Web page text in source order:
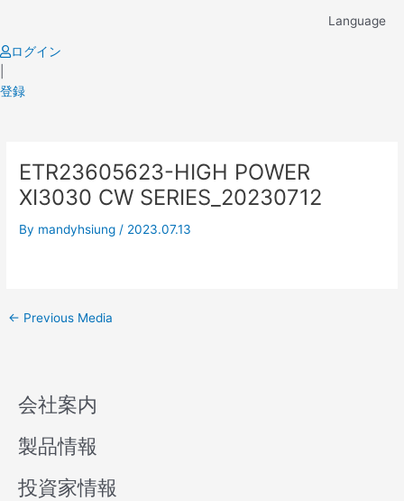
content
Language
ログイン
登録
ETR23605623-HIGH POWER
XI3030 CW SERIES_20230712
By mandyhsiung / 2023.07.13
navigation
← Previous Media
会社案内
製品情報
投資家情報